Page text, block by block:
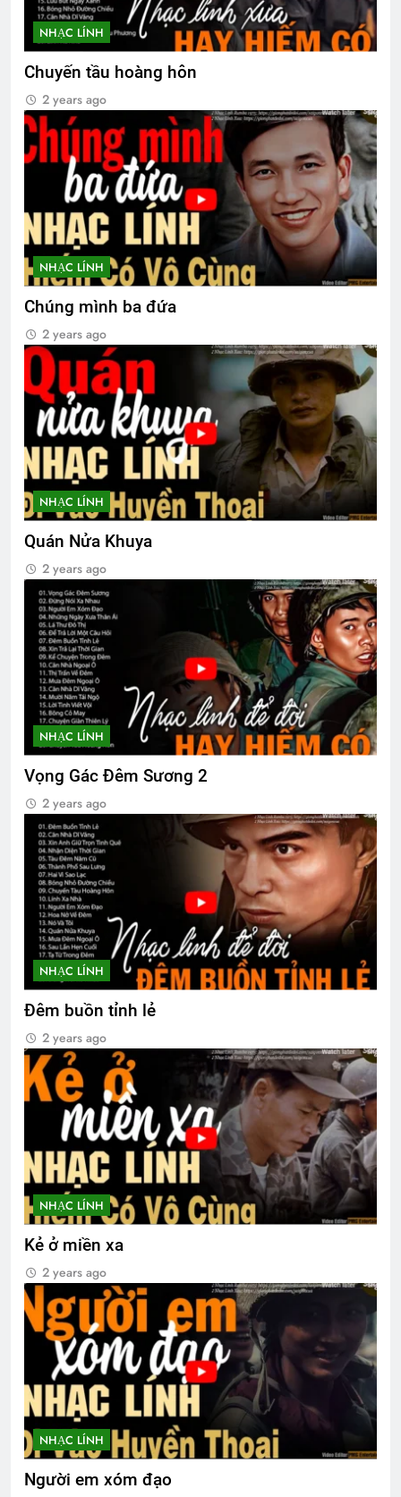
3 Years Ago
Thăm CSVSQ PHẠM VĂN MAI K20
Trăng tàn trên hè phố
2 Years Ago
NT Phạm Ngọc Thiệp K7
2 Years Ago
2 Years Ago
MÙA XUÂN ĐANG VỀ, VỀ CÙNG ANH,
EM NHÉ!
3 Years Ago
3 Years Ago
Cựu SVSQ Ngô Kỳ Dũng K14
3 Years Ago
NHẠC LÍNH
Chuyến tầu hoàng hôn
2 years ago
NHẠC LÍNH
Chúng mình ba đứa
2 years ago
NHẠC LÍNH
Quán Nửa Khuya
2 years ago
NHẠC LÍNH
Vọng Gác Đêm Sương 2
2 years ago
NHẠC LÍNH
Đêm buồn tỉnh lẻ
2 years ago
NHẠC LÍNH
Kẻ ở miền xa
2 years ago
NHẠC LÍNH
Người em xóm đạo